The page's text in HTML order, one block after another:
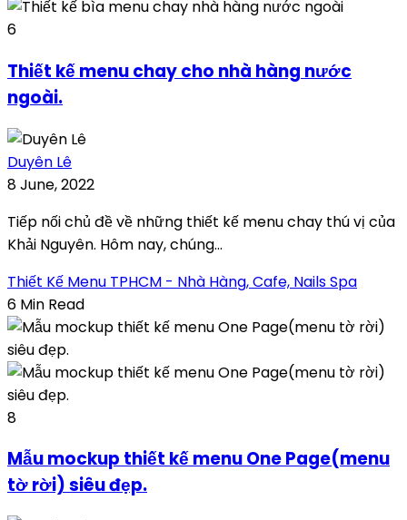
6
Thiết kế menu chay cho nhà hàng nước
ngoài.
Duyên Lê
8 June, 2022
Tiếp nối chủ đề về những thiết kế menu chay thú vị của
Khải Nguyên. Hôm nay, chúng...
Thiết Kế Menu TPHCM - Nhà Hàng, Cafe, Nails Spa
6 Min Read
8
Mẫu mockup thiết kế menu One Page(menu
tờ rời) siêu đẹp.